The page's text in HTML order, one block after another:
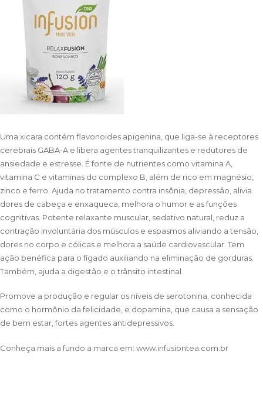
Uma xicara contém flavonoides apigenina, que liga-se à receptores
cerebrais GABA-A e libera agentes tranquilizantes e redutores de
ansiedade e estresse. É fonte de nutrientes como vitamina A,
vitamina C e vitaminas do complexo B, além de rico em magnésio,
zinco e ferro. Ajuda no tratamento contra insônia, depressão, alivia
dores de cabeça e enxaqueca, melhora o humor e as funções
cognitivas. Potente relaxante muscular, sedativo natural, reduz a
contração involuntária dos músculos e espasmos aliviando a tensão,
dores no corpo e cólicas e melhora a saúde cardiovascular. Tem
ação benéfica para o fígado auxiliando na eliminação de gorduras.
Também, ajuda a digestão e o trânsito intestinal.
Promove a produção e regular os níveis de serotonina, conhecida
como o hormônio da felicidade, e dopamina, que causa a sensação
de bem estar, fortes agentes antidepressivos.
Conheça mais a fundo a marca em: www.infusiontea.com.br